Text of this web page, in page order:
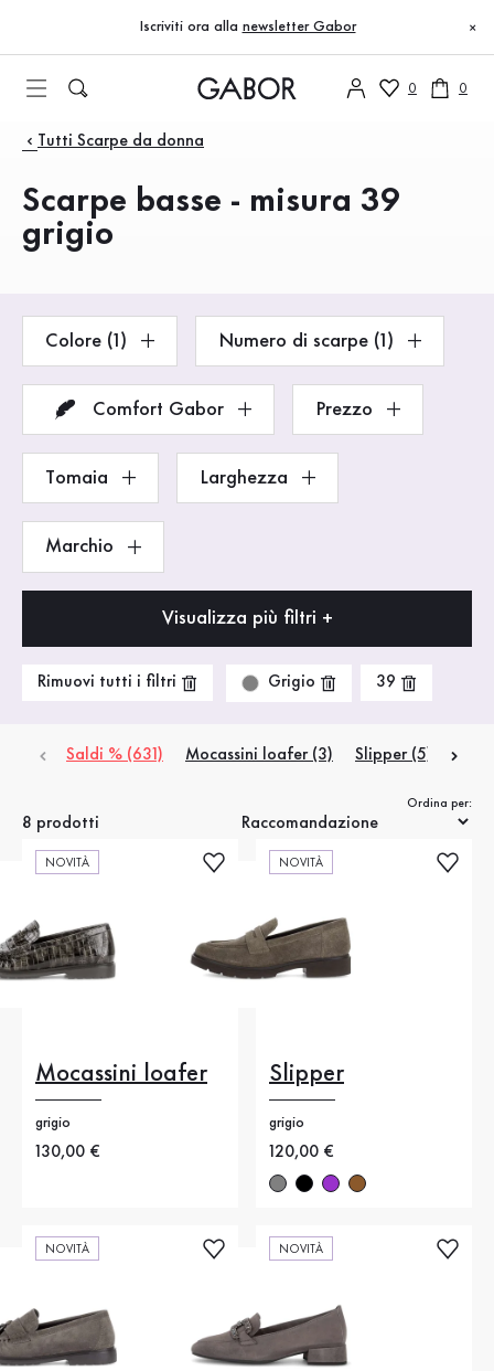
Vai al contenuto principale
Vai alla navigazione principale
Iscriviti ora alla newsletter Gabor ×
0 0
Prodotti
Tutti Scarpe da donna
Scarpe basse - misura 39
grigio
Colore (1) Numero di scarpe (1)
Comfort Gabor Prezzo
Tomaia Larghezza
Marchio
Visualizza più filtri +
Rimuovi tutti i filtri Grigio 39
Saldi % (631) Mocassini loafer (3) Slipper (5)
8 prodotti
Ordina per:
NOVITÀ
Mocassini loafer
grigio
Nuovo prezzo
130,00 €
NOVITÀ
Slipper
grigio
Nuovo prezzo
120,00 €
NOVITÀ NOVITÀ